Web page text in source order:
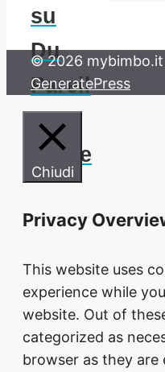
su
Du
Pareil
au
Même
© 2026 mybimbo.it
GeneratePress
Chiudi
Privacy
This website uses
experience while
website. Out of
categorized as
browser as they